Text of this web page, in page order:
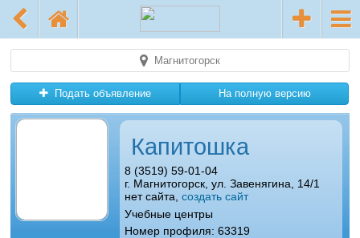
Магнитогорск
Подать объявление На полную версию
Капитошка
8 (3519) 59-01-04
г. Магнитогорск, ул. Завенягина, 14/1
нет сайта, создать сайт
Учебные центры
Номер профиля: 63319